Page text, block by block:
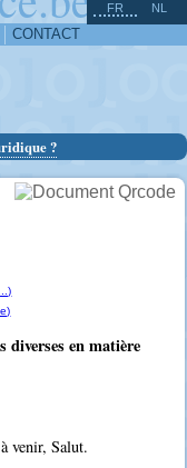
CONTACT
FR NL
?
en matière
venir, Salut.
^